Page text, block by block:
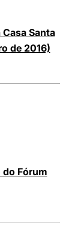
Santa
de 2016)
Fórum